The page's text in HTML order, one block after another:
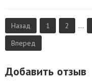
Назад 1 2 ...
Вперед
Добавить отзыв